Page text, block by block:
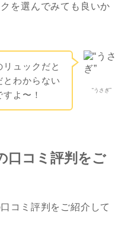
を選んでみても良いか
“うさぎ”
ュックだと
とわからない
よ〜！
口コミ評判をご
コミ評判をご紹介して